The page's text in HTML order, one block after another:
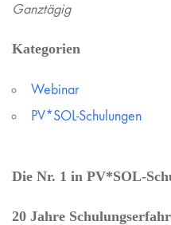
Ganztägig
Kategorien
Webinar
PV*SOL-Schulungen
Die Nr. 1 in PV*SOL-
20 Jahre